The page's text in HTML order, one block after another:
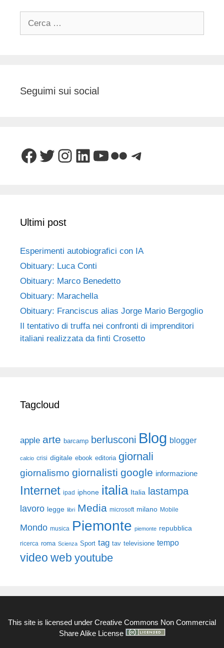
Seguimi sui social
Facebook
Twitter
Instagram
LinkedIn
YouTube
FlickrTelegram
Ultimi post
Esperimenti autobiografici con IA
Obituary: Luca Conti
Obituary: Marco Benedetto
Obituary: Marachella
Obituary: Franciscus alias Jorge Mario Bergoglio
Il tentativo di truffa nei confronti di imprenditori
italiani realizzata da finti Crosetto
Tagcloud
apple arte barcamp berlusconi Blog blogger
calcio crisi digitale ebook editoria giornali
giornalismo giornalisti google informazione
Internet ipad iphone italia Italia lastampa
lavoro legge libri Media microsoft milano Mobile
Mondo musica Piemonte piemonte repubblica
ricerca roma Scienza Sport tag tav televisione tempo
video web youtube
This site is licensed under Creative Commons Non Commercial
Share Alike License